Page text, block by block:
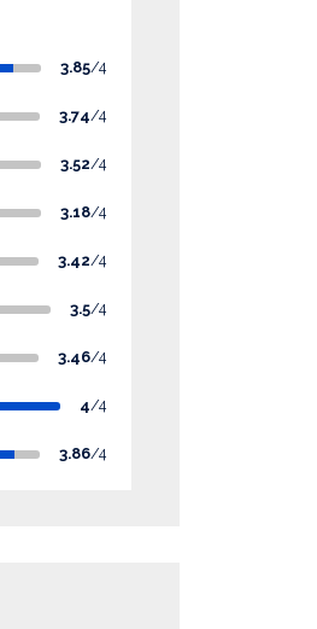
3.85/4
3.74/4
3.52/4
3.18/4
3.42/4
3.5/4
3.46/4
4/4
3.86/4